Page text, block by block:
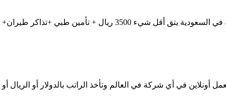
أونلاين في أي شركة في العالم وتأخذ الراتب بالدولار أو